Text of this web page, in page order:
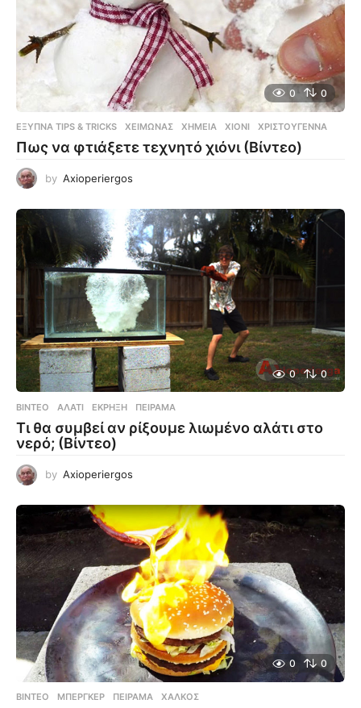
0 0
ΈΞΥΠΝΑ TIPS & TRICKS ΧΕΙΜΏΝΑΣ ,ΧΗΜΕΊΑ ,ΧΙΌΝΙ ,ΧΡΙΣΤΟΎΓΕΝΝΑ
Πως να φτιάξετε τεχνητό χιόνι (Βίντεο)
by Axioperiergos
0 0
ΒΊΝΤΕΟ ΑΛΆΤΙ ,ΈΚΡΗΞΗ ,ΠΕΊΡΑΜΑ
Τι θα συμβεί αν ρίξουμε λιωμένο αλάτι στο
νερό; (Βίντεο)
by Axioperiergos
0 0
ΒΊΝΤΕΟ ΜΠΈΡΓΚΕΡ ,ΠΕΊΡΑΜΑ ,ΧΑΛΚΌΣ